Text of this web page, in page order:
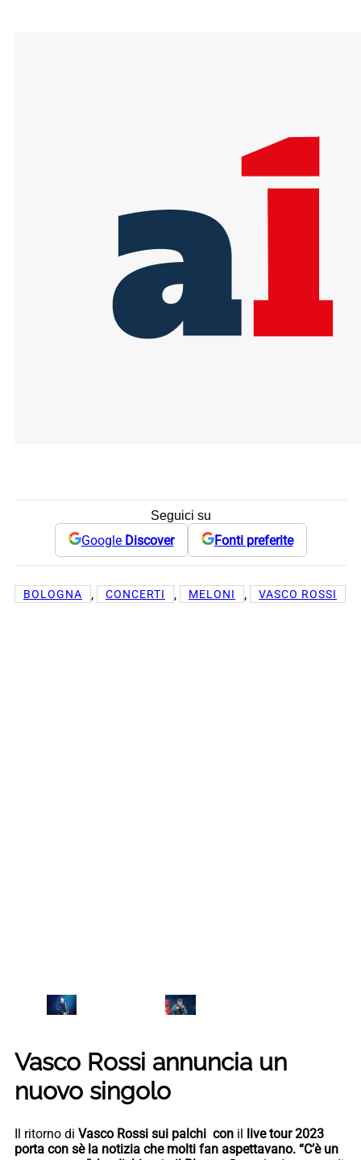
Seguici su
Google Discover Fonti preferite
BOLOGNA , CONCERTI , MELONI , VASCO ROSSI
Vasco Rossi annuncia un
nuovo singolo
Il ritorno di Vasco Rossi sui palchi con il live tour 2023
porta con sè la notizia che molti fan aspettavano. “C’è un